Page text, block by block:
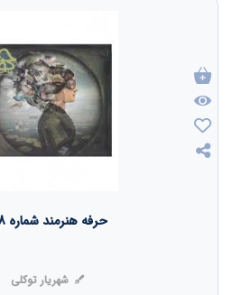
حرفه هنرمند شماره 48
شهریار توکلی